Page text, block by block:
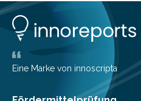
Forscher:innen konnten in
zeigen, dass sich die jeweils
deutlich unterscheiden. Die
wurden im Fachmagazin
veröffentlicht. „Schlechter…
Eine Marke von innoscripta